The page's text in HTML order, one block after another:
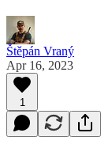
Štěpán Vraný
Apr 16, 2023
1